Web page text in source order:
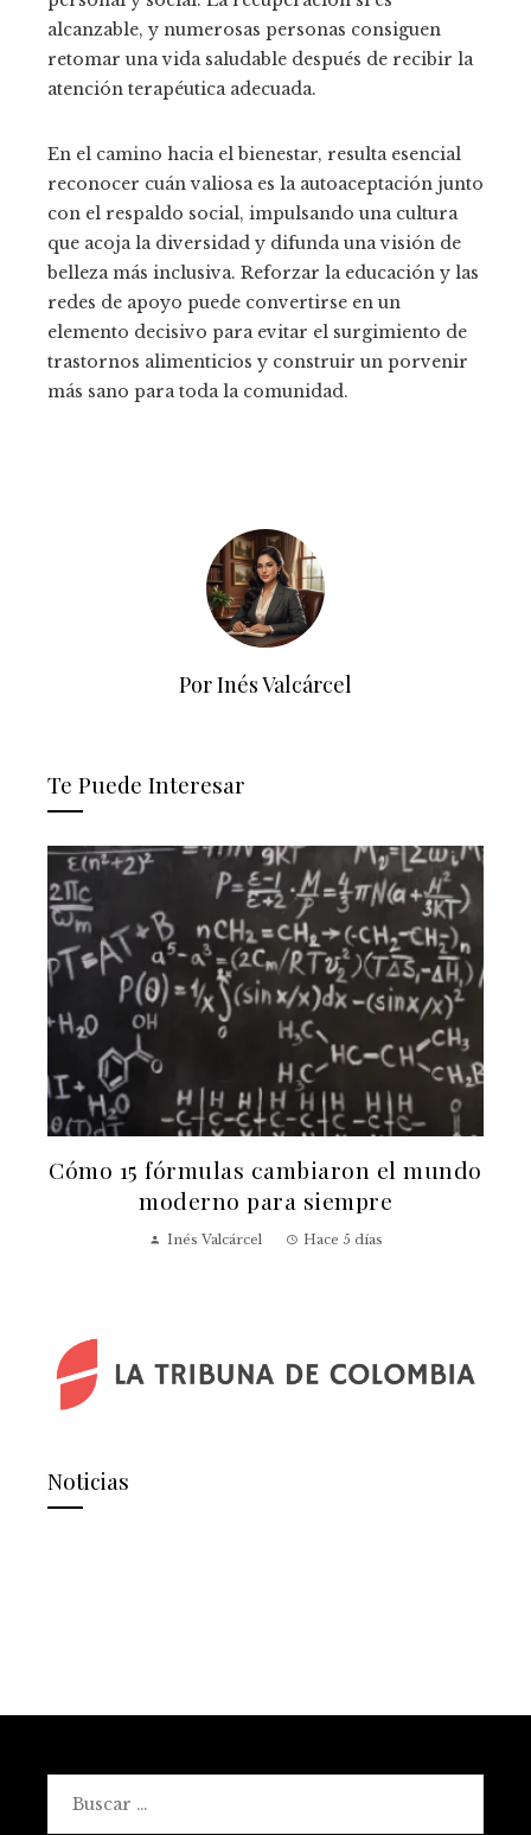
alcanzable, y numerosas personas consiguen
retomar una vida saludable después de recibir la
atención terapéutica adecuada.
En el camino hacia el bienestar, resulta esencial
reconocer cuán valiosa es la autoaceptación junto
con el respaldo social, impulsando una cultura
que acoja la diversidad y difunda una visión de
belleza más inclusiva. Reforzar la educación y las
redes de apoyo puede convertirse en un
elemento decisivo para evitar el surgimiento de
trastornos alimenticios y construir un porvenir
más sano para toda la comunidad.
Por Inés Valcárcel
Te Puede Interesar
Cómo 15 fórmulas cambiaron el mundo
moderno para siempre
Inés Valcárcel Hace 5 días
Noticias